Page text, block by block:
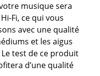
musique sera
Fi, ce qui vous
avec une qualité
et les aigus
test de ce produit
d’une qualité